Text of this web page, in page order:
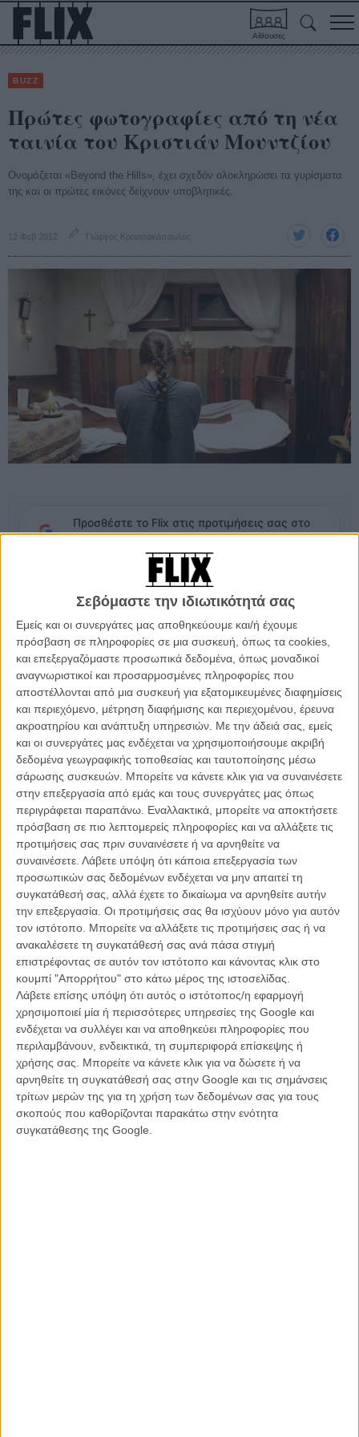
Σεβόμαστε την ιδιωτικότητά σας
Εμείς και οι συνεργάτες μας αποθηκεύουμε και/ή έχουμε
πρόσβαση σε πληροφορίες σε μια συσκευή, όπως τα cookies,
και επεξεργαζόμαστε προσωπικά δεδομένα, όπως μοναδικοί
αναγνωριστικοί και προσαρμοσμένες πληροφορίες που
αποστέλλονται από μια συσκευή για εξατομικευμένες διαφημίσεις
και περιεχόμενο, μέτρηση διαφήμισης και περιεχομένου, έρευνα
ακροατηρίου και ανάπτυξη υπηρεσιών. Με την άδειά σας, εμείς
και οι συνεργάτες μας ενδέχεται να χρησιμοποιήσουμε ακριβή
δεδομένα γεωγραφικής τοποθεσίας και ταυτοποίησης μέσω
σάρωσης συσκευών. Μπορείτε να κάνετε κλικ για να συναινέσετε
στην επεξεργασία από εμάς και τους συνεργάτες μας όπως
περιγράφεται παραπάνω. Εναλλακτικά, μπορείτε να αποκτήσετε
πρόσβαση σε πιο λεπτομερείς πληροφορίες και να αλλάξετε τις
προτιμήσεις σας πριν συναινέσετε ή να αρνηθείτε να
συναινέσετε. Λάβετε υπόψη ότι κάποια επεξεργασία των
προσωπικών σας δεδομένων ενδέχεται να μην απαιτεί τη
συγκατάθεσή σας, αλλά έχετε το δικαίωμα να αρνηθείτε αυτήν
την επεξεργασία. Οι προτιμήσεις σας θα ισχύουν μόνο για αυτόν
τον ιστότοπο. Μπορείτε να αλλάξετε τις προτιμήσεις σας ή να
ανακαλέσετε τη συγκατάθεσή σας ανά πάσα στιγμή
επιστρέφοντας σε αυτόν τον ιστότοπο και κάνοντας κλικ στο
κουμπί "Απορρήτου" στο κάτω μέρος της ιστοσελίδας.
Λάβετε επίσης υπόψη ότι αυτός ο ιστότοπος/η εφαρμογή
χρησιμοποιεί μία ή περισσότερες υπηρεσίες της Google και
ενδέχεται να συλλέγει και να αποθηκεύει πληροφορίες που
περιλαμβάνουν, ενδεικτικά, τη συμπεριφορά επίσκεψης ή
χρήσης σας. Μπορείτε να κάνετε κλικ για να δώσετε ή να
αρνηθείτε τη συγκατάθεσή σας στην Google και τις σημάνσεις
τρίτων μερών της για τη χρήση των δεδομένων σας για τους
σκοπούς που καθορίζονται παρακάτω στην ενότητα
συγκατάθεσης της Google.
Αίθουσες
BUZZ
Πρώτες φωτογραφίες από τη νέα
ταινία του Κριστιάν Μουντζίου
Ονομάζεται «Beyond the Hills», έχει σχεδόν ολοκληρώσει τα γυρίσματα
της και οι πρώτες εικόνες δείχνουν υποβλητικές.
12 Φεβ 2012 Γιώργος Κρασσακόπουλος
Προσθέστε το Flix στις προτιμήσεις σας στο
Google
αληθινή, τραγική ιστορία
ταινία του βραβευμένου με Χρυσό Φοίνικα Ρουμάνου σκηνοθέτη
μετά το «4 Μήνες, 3 Εβδομάδες, 2 Μέρες», μοιάζει πολύ πιθανό να
βρεθεί ξανά στο διαγωνιστικό των Καννών.
Εκτός από τις πρώτες φωτογραφίες, αυτή είναι η επίσημη σύνοψη
της υπόθεσης:Σε ένα απομονωμένο ορθόδοξο μοναστήρι στην
Ρουμανία, η Αλίνα συναντά ξανά την Βοϊτσίτα, μετά από τρία χρόνια
στη Γερμανία. Οι δυο κοπέλες γνωρίζονται από μικρά κορίτσια,
έχοντας μεγαλώσει στο ίδιο ορφανοτροφείο, στηρίζει και αγαπά η
μία την άλλη. Η Αλίνα ζητά από την Βοϊτσίτα να αφήσει τη μονή και
να φύγει μαζί της στη Γερμανία, αλλά εκείνη αρνείται, έχοντας βρει
καταφύγιο στην πίστη και μια νέα οικογένεια δίπλα στις μοναχές και
τον ιερέα του μοναστηριού. Η Αλίνα δεν μπορεί να κατανοήσει την
απόφαση της φίλης της και όντας ήδη σε εύθραυστη ψυχολογική
κατάσταση καταρρέει.
Μετά από μια σύντομη παραμονή στο νοσοκομείο, η Αλίνα
επιστρέφει στο μοναστήρι, αλλά βρίσκεται πια εκτός ελέγχου.
Απόλυτα κτητική απέναντι στην Βοϊτσίτα, προκαλεί προβλήματα
στις μοναχές. Στην διάρκεια μιας νέας νευρικής κρίσης, μπαίνει
γυμνή στην εκκλησία του μοναστηριού έχοντας περάσει τα όρια της
τρέλας. Ο ιερέας του μοναστηριού, αποφασίζει να δοκιμάσει έναν
εξορκισμό. Στην παγωμένη εκκλησία της μονής, η Αλίνα δένεται σε
μια ξύλινη σανίδα, νηστική και δίχως νερό, όσο οι μοναχές και ο
ιερέας προσεύχονται για τη σωτηρία της. Αλλά είναι πολύ αργά. Την
επόμενη μέρα, εξουθενωμένη, πεθαίνει. Στο νοσοκομείο, οι γιατροί
προσέχουν τα σημάδια της κακομεταχείρισης στο σώμα της. Οι
γιατροί καλούν την αστυνομία και μια έρευνα για τα αίτια του
θανάτου της ξεκινά.
Δείτε τις φωτογραφίες στο gallery καιδιαβάστε περισσότερα
ταινία και την αληθινή ιστορία στην οποία βασίστηκε